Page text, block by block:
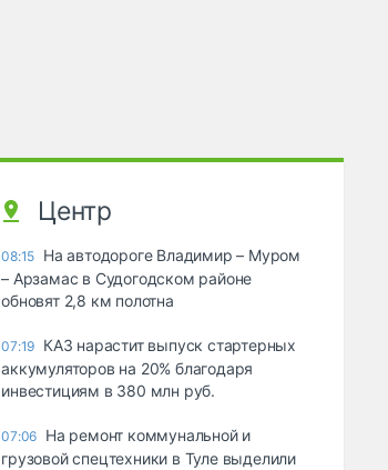
Центр
08:15 На автодороге Владимир – Муром
– Арзамас в Судогодском районе
обновят 2,8 км полотна
07:19 КАЗ нарастит выпуск стартерных
аккумуляторов на 20% благодаря
инвестициям в 380 млн руб.
07:06 На ремонт коммунальной и
грузовой спецтехники в Туле выделили